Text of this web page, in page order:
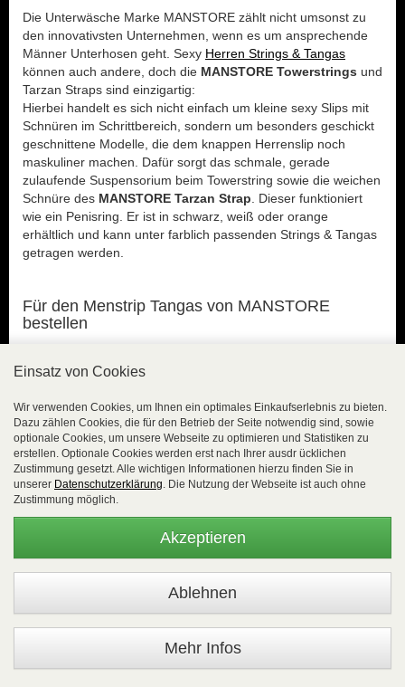
Die Unterwäsche Marke MANSTORE zählt nicht umsonst zu
den innovativsten Unternehmen, wenn es um ansprechende
Männer Unterhosen geht. Sexy Herren Strings & Tangas
können auch andere, doch die MANSTORE Towerstrings und
Tarzan Straps sind einzigartig:
Hierbei handelt es sich nicht einfach um kleine sexy Slips mit
Schnüren im Schrittbereich, sondern um besonders geschickt
geschnittene Modelle, die dem knappen Herrenslip noch
maskuliner machen. Dafür sorgt das schmale, gerade
zulaufende Suspensorium beim Towerstring sowie die weichen
Schnüre des MANSTORE Tarzan Strap . Dieser funktioniert
wie ein Penisring. Er ist in schwarz, weiß oder orange
erhältlich und kann unter farblich passenden Strings & Tangas
getragen werden.
Für den Menstrip Tangas von MANSTORE
bestellen
immer deutlich in Strings & Tangas unterscheiden. Bei den
noch mit gleichgroßen Stoffdreiecken vorne und hinten. Beides
würde dem klassischen Tanga entsprechen, wäre jedoch der
männlichen Anatomie weniger zuträglich. Die jedoch steht bei
derMANSTORE Underwearklar im Vordergrund.
Möchte man also für einen gekonnten Menstrip das Beste am
etwas mehr textiles Material als hinten. Das macht die Sache
spannender. Zu diesem Zweck sind die Menstrip Tangas von
dreieckig, sondern auch mal auffallend schmal geschnitten.
Das wirkt sexier. Am Rückenteil findet sich bei den
MANSTORE Tangas
kann dies aus Mikrofaser oder
Leaf
Einsatz von Cookies
Wir verwenden Cookies, um Ihnen ein optimales Einkaufserlebnis zu bieten.
Dazu zählen Cookies, die für den Betrieb der Seite notwendig sind, sowie
optionale Cookies, um unsere Webseite zu optimieren und Statistiken zu
erstellen. Optionale Cookies werden erst nach Ihrer ausdr ücklichen
Zustimmung gesetzt. Alle wichtigen Informationen hierzu finden Sie in
unserer Datenschutzerklärung. Die Nutzung der Webseite ist auch ohne
Zustimmung möglich.
Akzeptieren
Mehr Infos